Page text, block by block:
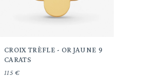
CROIX TRÈFLE - OR JAUNE 9
CARATS
115 €